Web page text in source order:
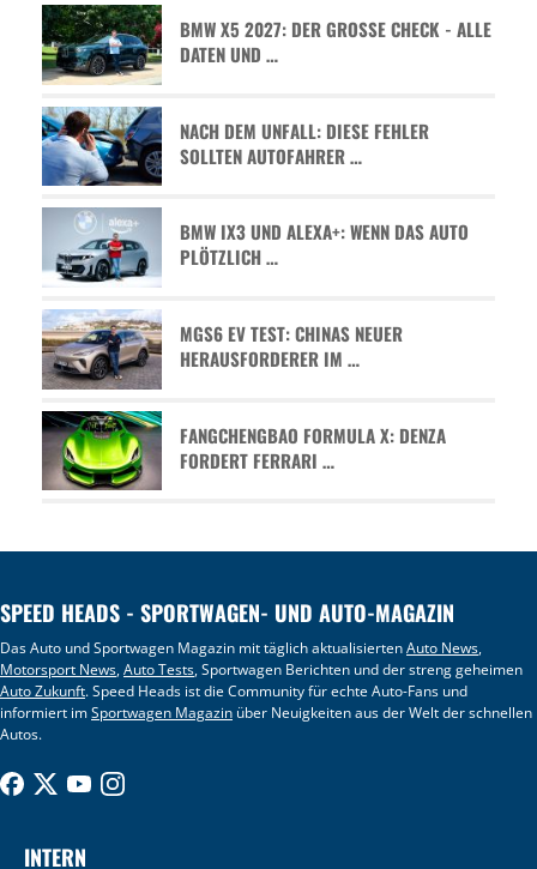
BMW X5 2027: DER GROSSE CHECK - ALLE D
ATEN UND …
NACH DEM UNFALL: DIESE FEHLER
SOLLTEN AUTOFAHRER …
BMW IX3 UND ALEXA+: WENN DAS AUTO
PLÖTZLICH …
MGS6 EV TEST: CHINAS NEUER
HERAUSFORDERER IM …
FANGCHENGBAO FORMULA X: DENZA
FORDERT FERRARI …
SPEED HEADS - SPORTWAGEN- UND AUTO-MAGAZIN
Das Auto und Sportwagen Magazin mit täglich aktualisiertenAuto News,
Motorsport News,Auto Tests, Sportwagen Berichten und der streng geheimen
Auto Zukunft. Speed Heads ist die Community für echte Auto-Fans und
informiert imSportwagen Magazin über Neuigkeiten aus der Welt der schnellen
Autos.
INTERN